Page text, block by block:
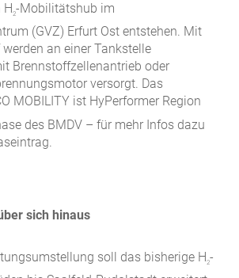
2-Mobilitätshub im
(GVZ) Erfurt Ost entstehen. Mit
an einer Tankstelle
Brennstoffzellenantrieb oder
versorgt. Das
MOBILITY ist HyPerformer Region
des BMDV – für mehr Infos dazu
sich hinaus
soll das bisherige H2-